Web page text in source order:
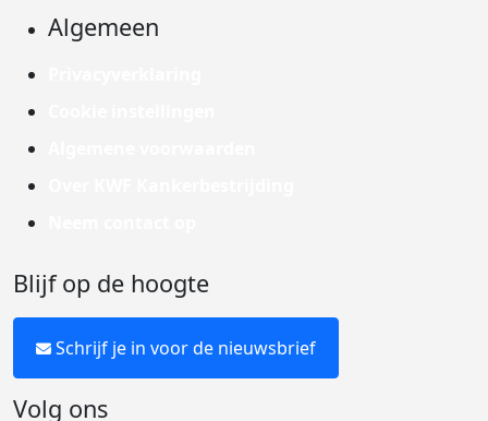
Algemeen
Blijf op de hoogte
Schrijf je in voor de nieuwsbrief
Volg ons